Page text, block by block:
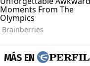
MÁS EN